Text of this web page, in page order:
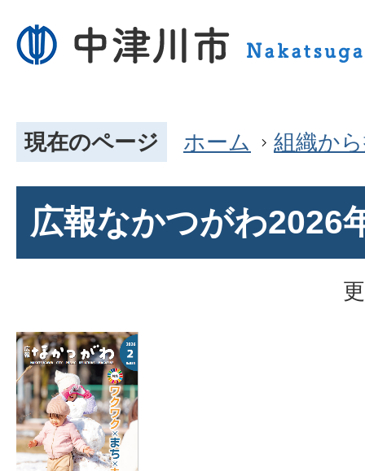
現在のページ ホーム 組織か
広報なかつがわ2026